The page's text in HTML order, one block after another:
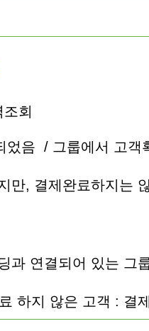
회
었음 / 그룹에서 고객
만, 결제완료하지는
과 연결되어 있는 그
하지 않은 고객 :